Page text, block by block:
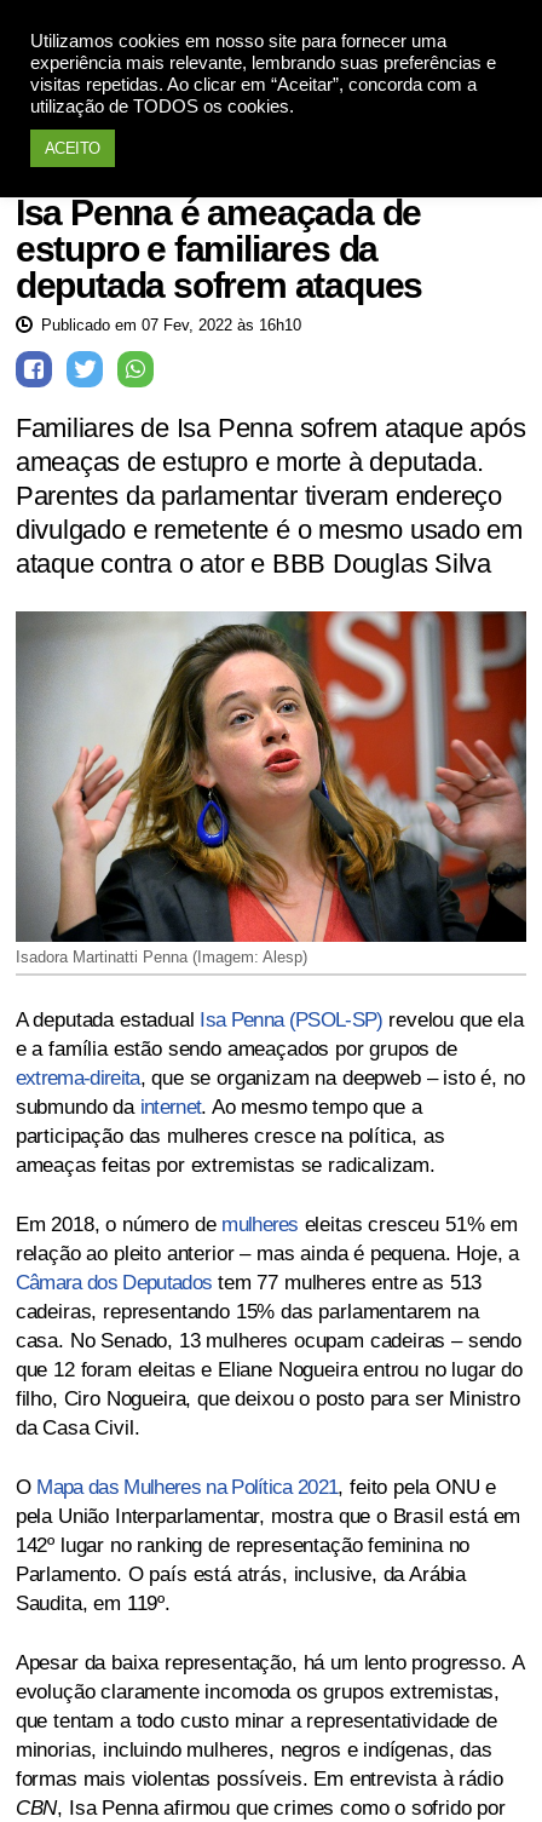
Utilizamos cookies em nosso site para fornecer uma
experiência mais relevante, lembrando suas preferências e
visitas repetidas. Ao clicar em “Aceitar”, concorda com a
utilização de TODOS os cookies.
ACEITO
Mulheres violadas
Isa Penna é ameaçada de
estupro e familiares da
deputada sofrem ataques
Publicado em 07 Fev, 2022 às 16h10
Familiares de Isa Penna sofrem ataque após
ameaças de estupro e morte à deputada.
Parentes da parlamentar tiveram endereço
divulgado e remetente é o mesmo usado em
ataque contra o ator e BBB Douglas Silva
Isadora Martinatti Penna (Imagem: Alesp)
A deputada estadual Isa Penna (PSOL-SP) revelou que ela
e a família estão sendo ameaçados por grupos de
extrema-direita, que se organizam na deepweb – isto é, no
submundo da internet. Ao mesmo tempo que a
participação das mulheres cresce na política, as
ameaças feitas por extremistas se radicalizam.
Em 2018, o número de mulheres eleitas cresceu 51% em
relação ao pleito anterior – mas ainda é pequena. Hoje, a
Câmara dos Deputados tem 77 mulheres entre as 513
cadeiras, representando 15% das parlamentarem na
casa. No Senado, 13 mulheres ocupam cadeiras – sendo
que 12 foram eleitas e Eliane Nogueira entrou no lugar do
filho, Ciro Nogueira, que deixou o posto para ser Ministro
da Casa Civil.
O Mapa das Mulheres na Política 2021, feito pela ONU e
pela União Interparlamentar, mostra que o Brasil está em
142º lugar no ranking de representação feminina no
Parlamento. O país está atrás, inclusive, da Arábia
Saudita, em 119º.
Apesar da baixa representação, há um lento progresso. A
evolução claramente incomoda os grupos extremistas,
que tentam a todo custo minar a representatividade de
minorias, incluindo mulheres, negros e indígenas, das
formas mais violentas possíveis. Em entrevista à rádio
CBN, Isa Penna afirmou que crimes como o sofrido por